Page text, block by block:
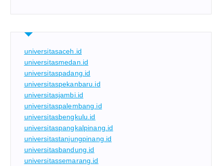
universitasaceh.id
universitasmedan.id
universitaspadang.id
universitaspekanbaru.id
universitasjambi.id
universitaspalembang.id
universitasbengkulu.id
universitaspangkalpinang.id
universitastanjungpinang.id
universitasbandung.id
universitassemarang.id